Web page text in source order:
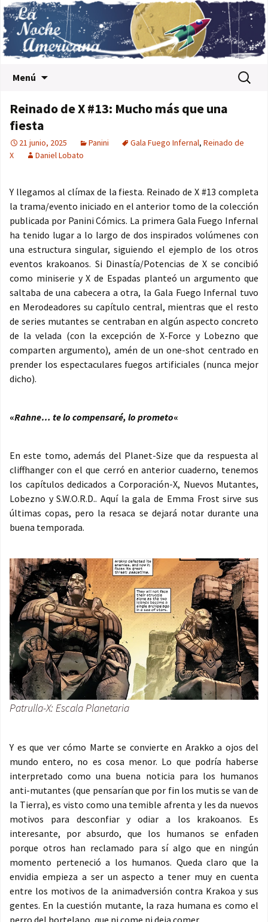
Menú Buscar:
Reinado de X #13: Mucho más que una
fiesta
21 junio, 2025 Panini Gala Fuego Infernal, Reinado de
X
Daniel Lobato
Y llegamos al clímax de la fiesta. Reinado de X #13 completa
la trama/evento iniciado en el anterior tomo de la colección
publicada por Panini Cómics. La primera Gala Fuego Infernal
ha tenido lugar a lo largo de dos inspirados volúmenes con
una estructura singular, siguiendo el ejemplo de los otros
eventos krakoanos. Si Dinastía/Potencias de X se concibió
como miniserie y X de Espadas planteó un argumento que
saltaba de una cabecera a otra, la Gala Fuego Infernal tuvo
en Merodeadores su capítulo central, mientras que el resto
de series mutantes se centraban en algún aspecto concreto
de la velada (con la excepción de X-Force y Lobezno que
comparten argumento), amén de un one-shot centrado en
prender los espectaculares fuegos artificiales (nunca mejor
dicho).
«Rahne… te lo compensaré, lo prometo«
En este tomo, además del Planet-Size que da respuesta al
cliffhanger con el que cerró en anterior cuaderno, tenemos
los capítulos dedicados a Corporación-X, Nuevos Mutantes,
Lobezno y S.W.O.R.D.. Aquí la gala de Emma Frost sirve sus
últimas copas, pero la resaca se dejará notar durante una
buena temporada.
Patrulla-X: Escala Planetaria
Y es que ver cómo Marte se convierte en Arakko a ojos del
mundo entero, no es cosa menor. Lo que podría haberse
interpretado como una buena noticia para los humanos
anti-mutantes (que pensarían que por fin los mutis se van de
la Tierra), es visto como una temible afrenta y les da nuevos
motivos para desconfiar y odiar a los krakoanos. Es
interesante, por absurdo, que los humanos se enfaden
porque otros han reclamado para sí algo que en ningún
momento perteneció a los humanos. Queda claro que la
envidia empieza a ser un aspecto a tener muy en cuenta
entre los motivos de la animadversión contra Krakoa y sus
gentes. En la cuestión mutante, la raza humana es como el
perro del hortelano, que ni come ni deja comer.